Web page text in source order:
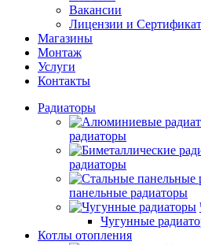
Вакансии
Лицензии и
Магазины
Монтаж
Услуги
Контакты
Радиаторы
радиаторы
радиаторы
панельные радиаторы
Чугунные
Котлы отопления